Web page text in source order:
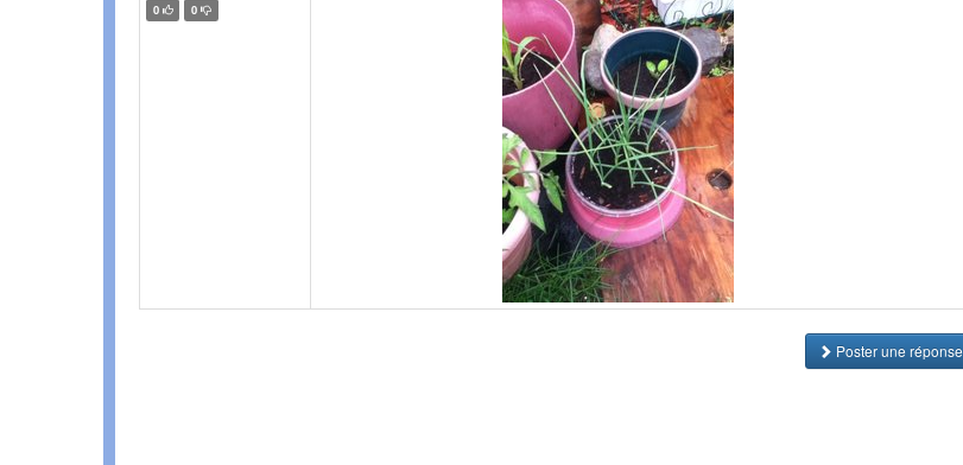
0 0
Poster une réponse